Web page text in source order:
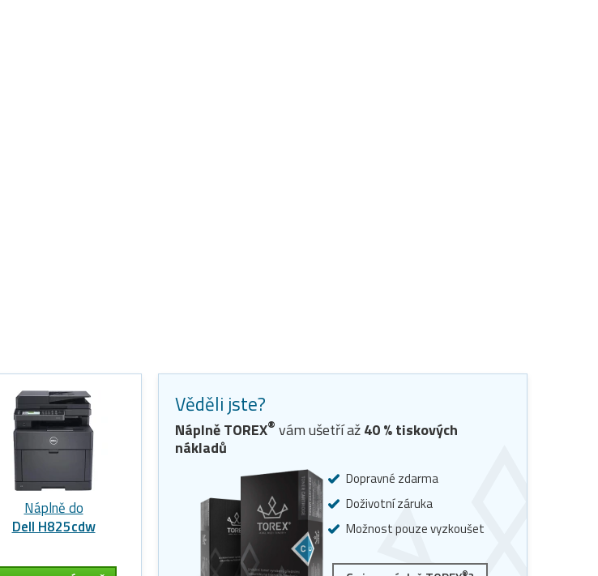
Náplně do
Dell H825cdw
Věděli jste?
Náplně TOREX® vám ušetří až40% tiskových
nákladů
Dopravné zdarma
Doživotní záruka
Možnost pouze vyzkoušet